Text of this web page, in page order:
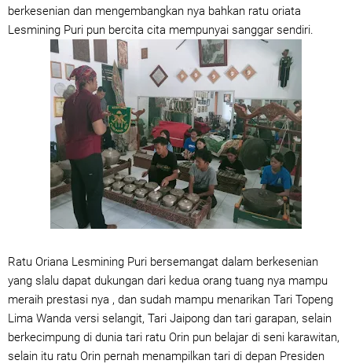
berkesenian dan mengembangkan nya bahkan ratu oriata
Lesmining Puri pun bercita cita mempunyai sanggar sendiri.
Ratu Oriana Lesmining Puri bersemangat dalam berkesenian
yang slalu dapat dukungan dari kedua orang tuang nya mampu
meraih prestasi nya , dan sudah mampu menarikan Tari Topeng
Lima Wanda versi selangit, Tari Jaipong dan tari garapan, selain
berkecimpung di dunia tari ratu Orin pun belajar di seni karawitan,
selain itu ratu Orin pernah menampilkan tari di depan Presiden